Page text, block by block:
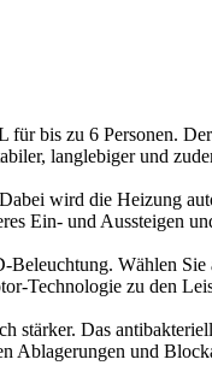
bis zu 6 Personen.
langlebiger und
wird die Heizung
Ein- und Aussteigen
Wählen Sie
Technologie zu den
stärker. Das
Ablagerungen und